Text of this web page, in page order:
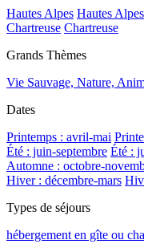
Hautes Alpes Hautes Alpes
Chartreuse Chartreuse
Grands Thèmes
Vie Sauvage, Nature,
Dates
Printemps : avril-mai
Été : juin-septembre Été :
Automne : octobre-
Hiver : décembre-mars
Types de séjours
hébergement en gîte ou